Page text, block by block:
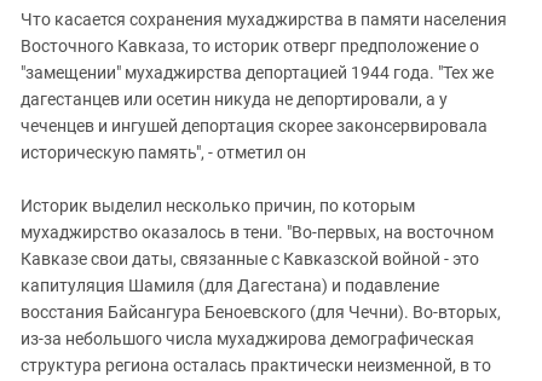
Что касается сохранения мухаджирства в памяти населения
Восточного Кавказа, то историк отверг предположение о
"замещении" мухаджирства депортацией 1944 года. "Тех же
дагестанцев или осетин никуда не депортировали, а у
чеченцев и ингушей депортация скорее законсервировала
историческую память", - отметил он
Историк выделил несколько причин, по которым
мухаджирство оказалось в тени. "Во-первых, на восточном
Кавказе свои даты, связанные с Кавказской войной - это
капитуляция Шамиля (для Дагестана) и подавление
восстания Байсангура Беноевского (для Чечни). Во-вторых,
из-за небольшого числа мухаджирова демографическая
структура региона осталась практически неизменной, в то